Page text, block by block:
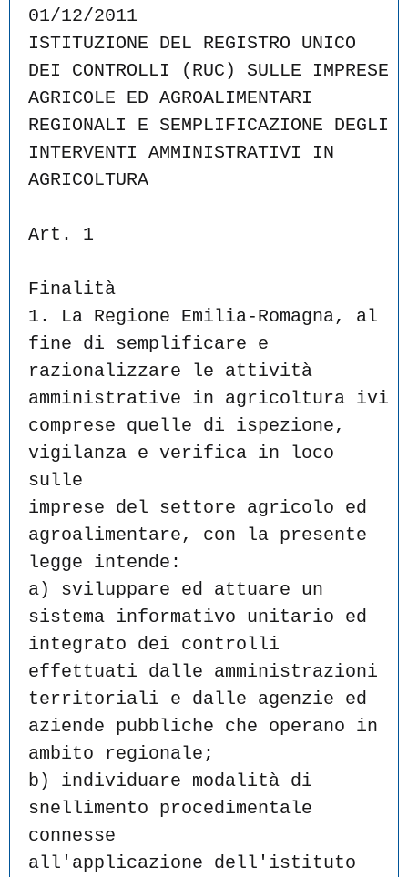
01/12/2011
ISTITUZIONE DEL REGISTRO UNICO
DEI CONTROLLI (RUC) SULLE IMPRESE
AGRICOLE ED AGROALIMENTARI
REGIONALI E SEMPLIFICAZIONE DEGLI
INTERVENTI AMMINISTRATIVI IN
AGRICOLTURA
Art. 1
Finalità
1. La Regione Emilia-Romagna, al
fine di semplificare e
razionalizzare le attività
amministrative in agricoltura ivi
comprese quelle di ispezione,
vigilanza e verifica in loco
sulle
imprese del settore agricolo ed
agroalimentare, con la presente
legge intende:
a) sviluppare ed attuare un
sistema informativo unitario ed
integrato dei controlli
effettuati dalle amministrazioni
territoriali e dalle agenzie ed
aziende pubbliche che operano in
ambito regionale;
b) individuare modalità di
snellimento procedimentale
connesse
all'applicazione dell'istituto